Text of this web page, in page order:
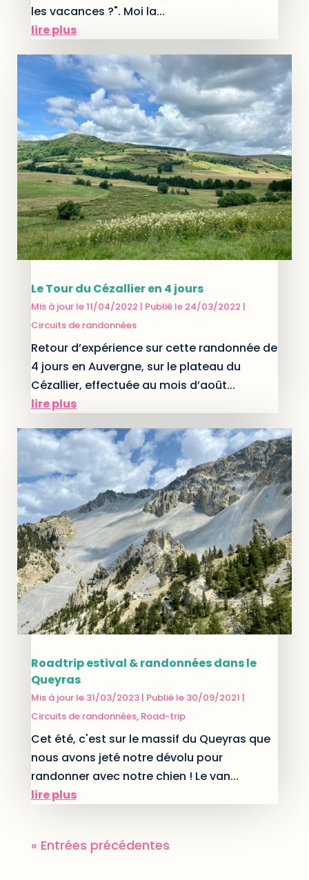
les vacances ?". Moi la...
lire plus
Le Tour du Cézallier en 4 jours
Mis à jour le 11/04/2022 | Publié le 24/03/2022 |
Circuits de randonnées
Retour d’expérience sur cette randonnée de
4 jours en Auvergne, sur le plateau du
Cézallier, effectuée au mois d’août...
lire plus
Roadtrip estival & randonnées dans le
Queyras
Mis à jour le 31/03/2023 | Publié le 30/09/2021 |
Circuits de randonnées, Road-trip
Cet été, c'est sur le massif du Queyras que
nous avons jeté notre dévolu pour
randonner avec notre chien ! Le van...
lire plus
« Entrées précédentes